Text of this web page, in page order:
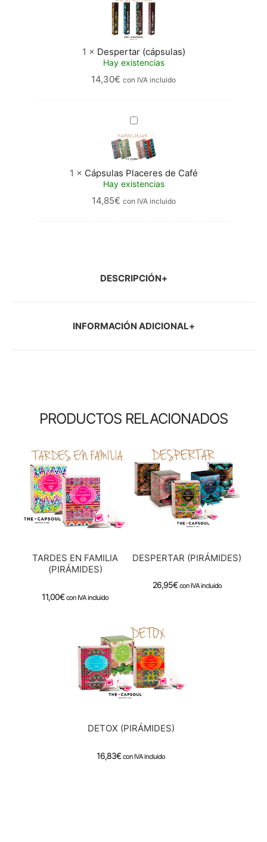
1 × Despertar (cápsulas)
Hay existencias
14,30€ con IVA incluido
Cápsulas
Placeres
de
Café
1 × Cápsulas Placeres de Café
Hay existencias
14,85€ con IVA incluido
DESCRIPCIÓN
INFORMACIÓN ADICIONAL
PRODUCTOS RELACIONADOS
TARDES EN FAMILIA
(PIRÁMIDES)
11,00€ con IVA incluido
DESPERTAR (PIRÁMIDES)
26,95€ con IVA incluido
DETOX (PIRÁMIDES)
16,83€ con IVA incluido